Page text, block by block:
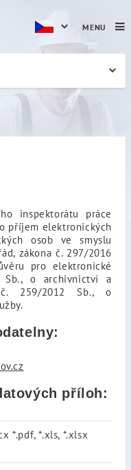
inspektorátu práce
příjem elektronických
osob ve smyslu
zákona č. 297/2016
pro elektronické
Sb., o archivnictví a
259/2012 Sb., o
příloh:
*.pdf, *.xls, *.xlsx
MENU